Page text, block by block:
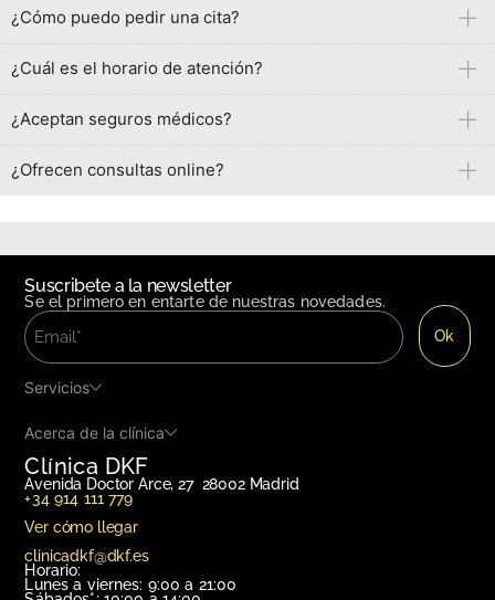
¿Cómo puedo pedir una cita?
¿Cuál es el horario de atención?
¿Aceptan seguros médicos?
¿Ofrecen consultas online?
Clínica DKF
Avenida Doctor Arce, 27 28002 Madrid
+34 914 111 779
Ver cómo llegar
clinicadkf@dkf.es
Horario:
Lunes a viernes: 9:00 a 21:00
Suscribete a la newsletter
Se el primero en entarte de nuestras novedades.
Servicios
Acerca de la clínica